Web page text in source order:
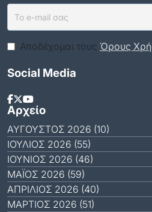
Αποδέχομαι τους Όρους
Social Media
Αρχείο
ΑΎΓΟΥΣΤΟΣ 2026 (10)
ΙΟΎΛΙΟΣ 2026 (55)
ΙΟΎΝΙΟΣ 2026 (46)
ΜΆΙΟΣ 2026 (59)
ΑΠΡΊΛΙΟΣ 2026 (40)
ΜΆΡΤΙΟΣ 2026 (51)